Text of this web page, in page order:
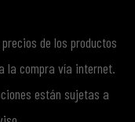
de los productos
la compra vía internet.
están sujetas a